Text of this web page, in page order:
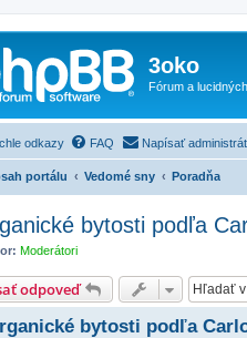
3oko
Fórum a
odkazy FAQ Napísať
portálu Vedomé sny Poradňa
bytosti podľa
Moderátori
odpoveď
bytosti podľa